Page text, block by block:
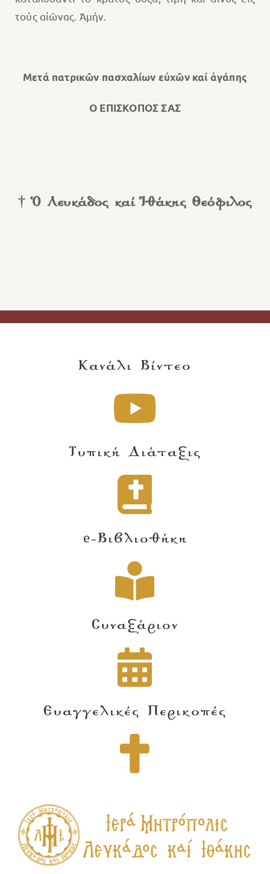
τούς αἰῶνας. Ἀμήν.
Μετά πατρικῶν πασχαλίων εὐχῶν καί ἀγάπης
Ο ΕΠΙΣΚΟΠΟΣ ΣΑΣ
† Ὁ Λευκάδος καί Ἰθάκης Θεόφιλος
Κανάλι Βίντεο
Τυπική Διάταξις
e-Βιβλιοθήκη
Συναξάριον
Ευαγγελικές Περικοπές